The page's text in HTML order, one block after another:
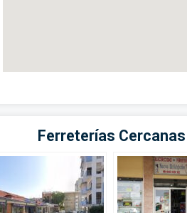
Ferreterías Cercanas